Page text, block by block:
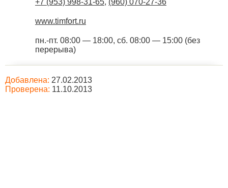
+7 (953) 998-31-65, (960) 070-27-36
www.timfort.ru
пн.-пт. 08:00 — 18:00, сб. 08:00 — 15:00 (без
перерыва)
Добавлена: 27.02.2013
Проверена: 11.10.2013